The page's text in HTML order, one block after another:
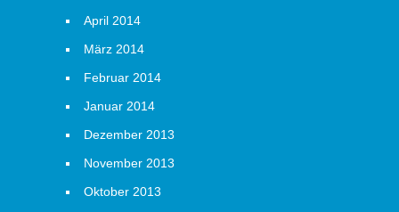
April 2014
März 2014
Februar 2014
Januar 2014
Dezember 2013
November 2013
Oktober 2013